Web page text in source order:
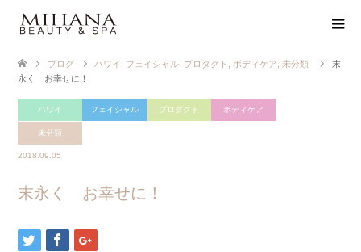
ブログ ハワイ フェイシャル プロダクト ボディケア 未分類
末
永く お幸せに！
ハワイ フェイシャル プロダクト ボディケア
未分類
2018.09.05
末永く お幸せに！